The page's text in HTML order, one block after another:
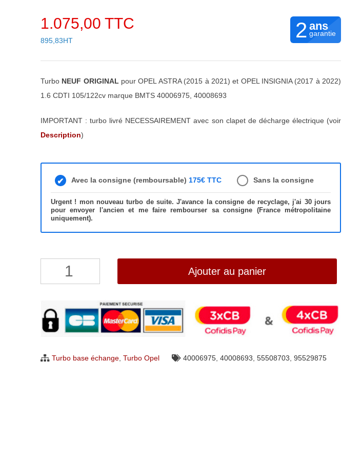
1.075,00 TTC
895,83HT 2 ans
garantie
Turbo NEUF ORIGINAL pour OPEL ASTRA (2015 à 2021) et OPEL INSIGNIA (2017 à 2022)
1.6 CDTI 105/122cv marque BMTS 40006975, 40008693
IMPORTANT : turbo livré NECESSAIREMENT avec son clapet de décharge électrique (voir
Description)
Avec la consigne (remboursable) 175€ TTC Sans la consigne
Urgent ! mon nouveau turbo de suite. J'avance la consigne de recyclage, j'ai 30 jours
pour envoyer l'ancien et me faire rembourser sa consigne (France métropolitaine
uniquement).
NEUF
ORIGINAL
Ajouter au panier
Turbo base échange, Turbo Opel 40006975, 40008693 55508703 95529875